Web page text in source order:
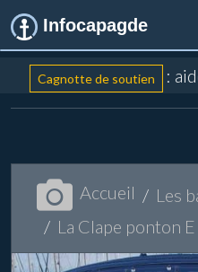
Infocapagde
Cagnotte de soutien :
Accueil
Les
La Clape ponton E